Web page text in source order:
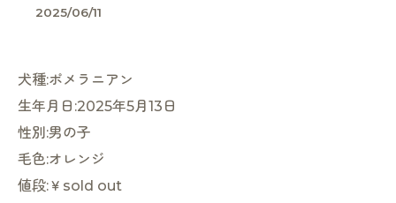
2025/06/11
犬種:ポメラニアン
生年月日:2025年5月13日
性別:男の子
毛色:オレンジ
値段:￥sold out